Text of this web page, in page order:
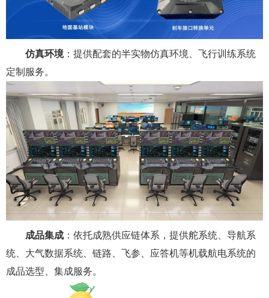
仿真环境：提供配套的半实物仿真环境、飞行训练系统
定制服务。
成品集成 ：依托成熟供应链体系，提供舵系统、导航系
统、大气数据系统、链路、飞参、应答机等机载航电系统的
成品选型、集成服务。